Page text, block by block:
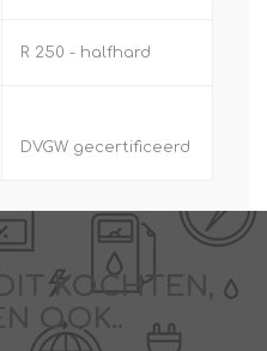
R 250 - halfhard
DVGW gecertificeerd
KOCHTEN,
OOK..